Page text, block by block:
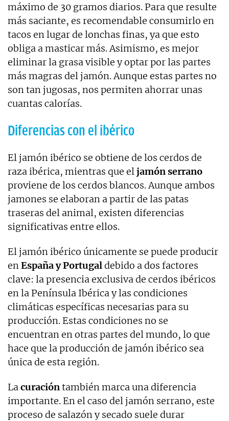
máximo de 30 gramos diarios. Para que resulte
más saciante, es recomendable consumirlo en
tacos en lugar de lonchas finas, ya que esto
obliga a masticar más. Asimismo, es mejor
eliminar la grasa visible y optar por las partes
más magras del jamón. Aunque estas partes no
son tan jugosas, nos permiten ahorrar unas
cuantas calorías.
Diferencias con el ibérico
El jamón ibérico se obtiene de los cerdos de
raza ibérica, mientras que eljamón serrano
proviene de los cerdos blancos. Aunque ambos
jamones se elaboran a partir de las patas
traseras del animal, existen diferencias
significativas entre ellos.
El jamón ibérico únicamente se puede producir
enEspaña y Portugaldebido a dos factores
clave: la presencia exclusiva de cerdos ibéricos
en la Península Ibérica y las condiciones
climáticas específicas necesarias para su
producción. Estas condiciones no se
encuentran en otras partes del mundo, lo que
hace que la producción de jamón ibérico sea
única de esta región.
Lacuracióntambién marca una diferencia
importante. En el caso del jamón serrano, este
proceso de salazón y secado suele durar